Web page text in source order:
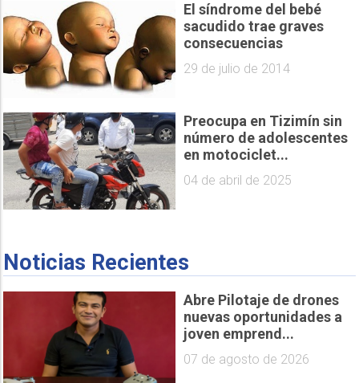
El síndrome del bebé
sacudido trae graves
consecuencias
29 de julio de 2014
Preocupa en Tizimín sin
número de adolescentes
en motociclet...
04 de abril de 2025
Noticias Recientes
Abre Pilotaje de drones
nuevas oportunidades a
joven emprend...
07 de agosto de 2026